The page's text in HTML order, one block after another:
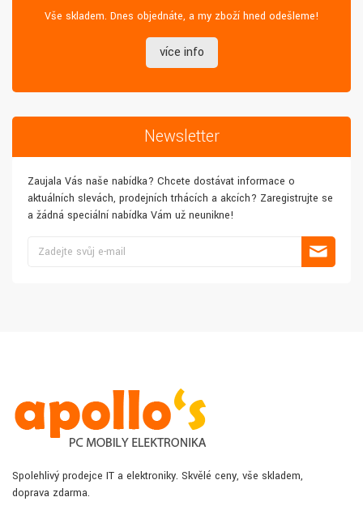
Vše skladem. Dnes objednáte, a my zboží hned odešleme!
více info
Newsletter
Zaujala Vás naše nabídka? Chcete dostávat informace o
aktuálních slevách, prodejních trhácích a akcích? Zaregistrujte se
a žádná speciální nabídka Vám už neunikne!
Spolehlivý prodejce IT a elektroniky. Skvělé ceny, vše skladem,
doprava zdarma.